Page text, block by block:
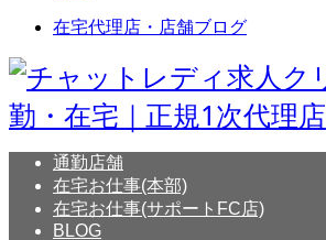
在宅代理店・店舗ブログ
通勤店舗
在宅お仕事(本部)
在宅お仕事(サポートFC店)
BLOG